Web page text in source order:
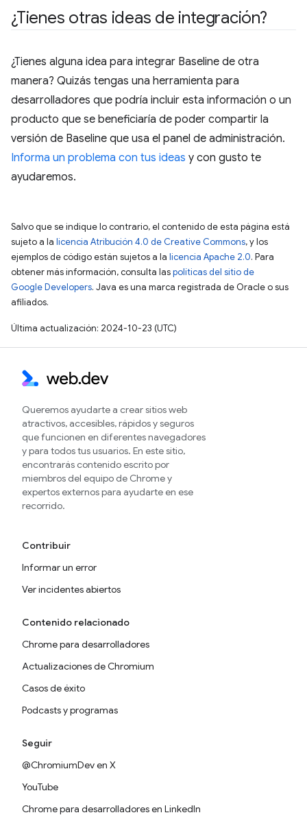
¿Tienes otras ideas de integración?
¿Tienes alguna idea para integrar Baseline de otra
manera? Quizás tengas una herramienta para
desarrolladores que podría incluir esta información o un
producto que se beneficiaría de poder compartir la
versión de Baseline que usa el panel de administración.
Informa un problema con tus ideas y con gusto te
ayudaremos.
Salvo que se indique lo contrario, el contenido de esta página está
sujeto a la licencia Atribución 4.0 de Creative Commons, y los
ejemplos de código están sujetos a la licencia Apache 2.0. Para
obtener más información, consulta laspolíticas del sitio de
Google Developers. Java es una marca registrada de Oracle o sus
afiliados.
Última actualización: 2024-10-23 (UTC)
Queremos ayudarte a crear sitios web
atractivos, accesibles, rápidos y seguros
que funcionen en diferentes navegadores
y para todos tus usuarios. En este sitio,
encontrarás contenido escrito por
miembros del equipo de Chrome y
expertos externos para ayudarte en ese
recorrido.
Contribuir
Informar un error
Ver incidentes abiertos
Contenido relacionado
Chrome para desarrolladores
Actualizaciones de Chromium
Casos de éxito
Podcasts y programas
Seguir
@ChromiumDev en X
YouTube
Chrome para desarrolladores en LinkedIn